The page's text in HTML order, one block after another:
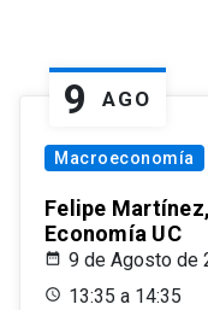
9 AGO
Macroeconomía
Felipe
Economía UC
9 de Agosto de
13:35 a 14:35